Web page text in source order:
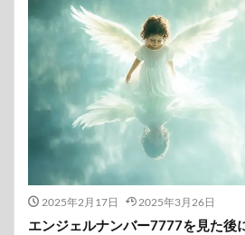
2025年2月17日 2025年3月26日
エンジェルナンバー7777を見た後